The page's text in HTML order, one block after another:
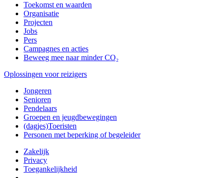
Toekomst en waarden
Organisatie
Projecten
Jobs
Pers
Campagnes en acties
Beweeg mee naar minder CO₂
Oplossingen voor reizigers
Jongeren
Senioren
Pendelaars
Groepen en jeugdbewegingen
(dagjes)Toeristen
Personen met beperking of begeleider
Zakelijk
Privacy
Toegankelijkheid